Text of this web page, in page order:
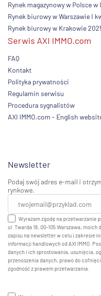
Rynek magazynowy w Polsce w
Rynek biurowy w Warszawie I
Rynek biurowy w Krakowie
Serwis AXI IMMO.com
FAQ
Kontakt
Polityka prywatności
Regulamin serwisu
Procedura sygnalistów
AXI IMMO.com - English
Newsletter
Podaj swój adres e-mail i
rynkowe.
Wyrażam zgodę na przetwarzanie
ul. Twarda 18, 00-105 Warszawa,
zapisu na newsletter w celu i zakresie
informacji handlowych od AXI IMMO.
danych i ich sprostowania, usunięcia,
przenoszenia danych, prawo do
zgodność z prawem przetwarzania.